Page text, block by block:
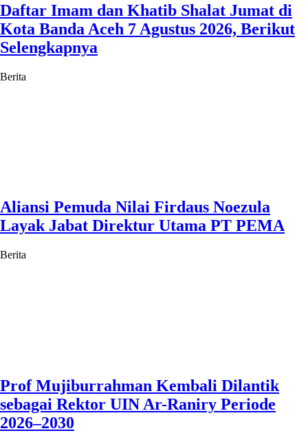
Daftar Imam dan Khatib Shalat Jumat di
Kota Banda Aceh 7 Agustus 2026, Berikut
Selengkapnya
Berita
Aliansi Pemuda Nilai Firdaus Noezula
Layak Jabat Direktur Utama PT PEMA
Berita
Prof Mujiburrahman Kembali Dilantik
sebagai Rektor UIN Ar-Raniry Periode
2026–2030